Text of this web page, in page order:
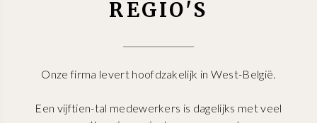
REGIO'S
Onze firma levert hoofdzakelijk in West-België.
Een vijftien-tal medewerkers is dagelijks met veel